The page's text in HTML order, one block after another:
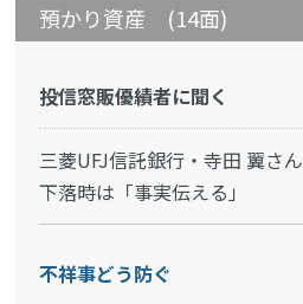
預かり資産 (14面)
投信窓販優績者に聞く
三菱UFJ信託銀行・寺田 翼さん
下落時は「事実伝える」
不祥事どう防ぐ